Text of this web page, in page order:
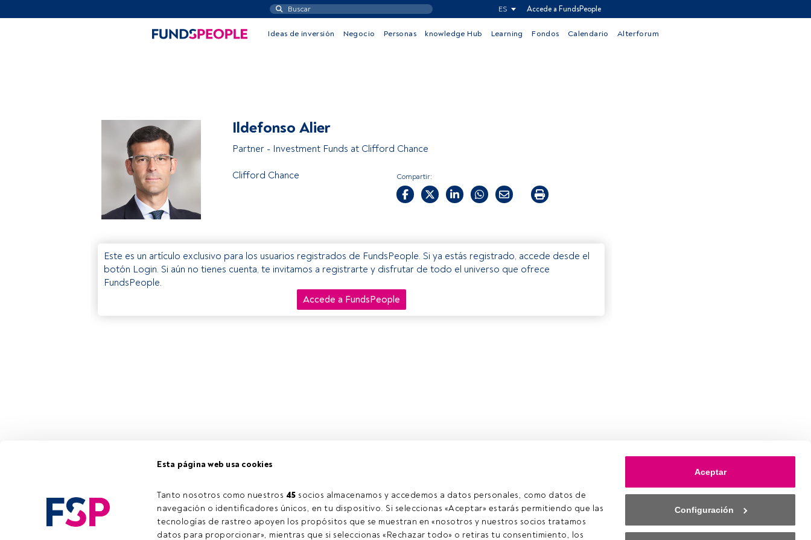
Esta página web usa cookies
Tanto nosotros como nuestros 45 socios almacenamos y accedemos a datos personales, como datos de
navegación o identificadores únicos, en tu dispositivo. Si seleccionas «Aceptar» estarás permitiendo que las
tecnologías de rastreo apoyen los propósitos que se muestran en «nosotros y nuestros socios tratamos
datos para proporcionar», mientras que si seleccionas «Rechazar todo» o retiras tu consentimiento, los
Aceptar
Configuración
ES Accede a FundsPeople
Ideas de inversión Negocio Personas knowledge Hub Learning Fondos Calendario Alterforum
Ildefonso Alier
Partner - Investment Funds at Clifford Chance
Clifford Chance Compartir:
Este es un artículo exclusivo para los usuarios registrados de FundsPeople. Si ya estás registrado, accede desde el
botón Login. Si aún no tienes cuenta, te invitamos a registrarte y disfrutar de todo el universo que ofrece
FundsPeople.
Accede a FundsPeople